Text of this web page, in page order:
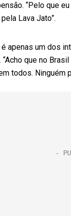
“Pelo que
Lava Jato”.
apenas um dos
que no
todos. Ninguém